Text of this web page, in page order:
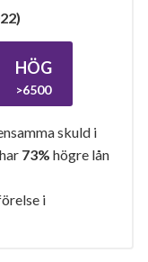
HÖG
>6500
skuld i
73% högre lån
i